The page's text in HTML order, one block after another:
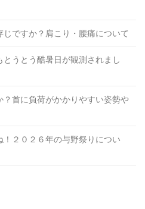
ですか？肩こり・腰痛について
うとう酷暑日が観測されまし
首に負荷がかかりやすい姿勢や
２０２６年の与野祭りについ